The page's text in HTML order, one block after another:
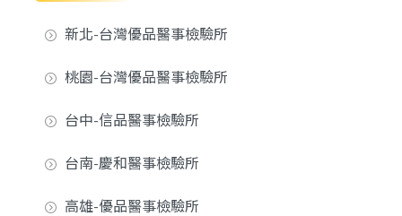
新北-台灣優品醫事檢驗所
桃園-台灣優品醫事檢驗所
台中-信品醫事檢驗所
台南-慶和醫事檢驗所
高雄-優品醫事檢驗所